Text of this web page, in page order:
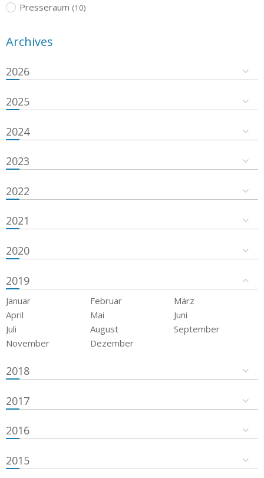
Presseraum (10)
Archives
2026
2025
2024
2023
2022
2021
2020
2019
Januar Februar
März
April
Mai
Juni
Juli
August
September
November
Dezember
2018
2017
2016
2015